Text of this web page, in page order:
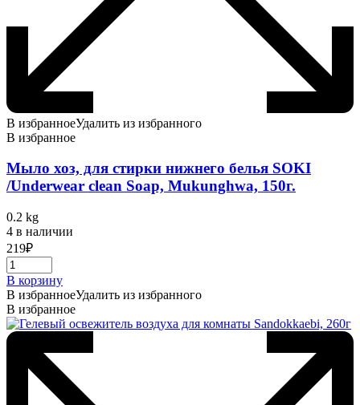
В избранноеУдалить из избранного
В избранное
Мыло хоз, для стирки нижнего белья SOKI
/Underwear clean Soap, Mukunghwa, 150г.
0.2 kg
4 в наличии
219₽
В корзину
В избранноеУдалить из избранного
В избранное